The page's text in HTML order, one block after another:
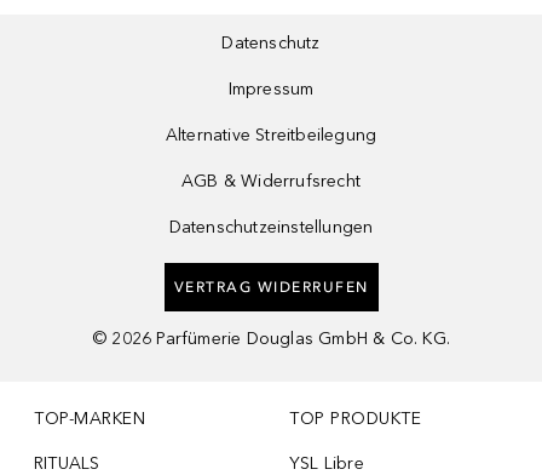
Datenschutz
Impressum
Alternative Streitbeilegung
AGB & Widerrufsrecht
Datenschutzeinstellungen
VERTRAG WIDERRUFEN
© 2026 Parfümerie Douglas GmbH & Co. KG.
TOP-MARKEN
RITUALS
TOP PRODUKTE
YSL Libre